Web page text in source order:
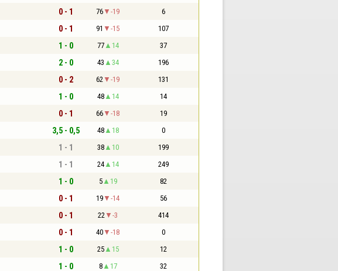
0 - 1 76 -19 6
0 - 1 91 -15 107
1 - 0 77 14 37
2 - 0 43 34 196
0 - 2 62 -19 131
1 - 0 48 14 14
0 - 1 66 -18 19
3,5 - 0,5 48 18 0
1 - 1 38 10 199
1 - 1 24 14 249
1 - 0 5 19 82
0 - 1 19 -14 56
0 - 1 22 -3 414
0 - 1 40 -18 0
1 - 0 25 15 12
1 - 0 8 17 32